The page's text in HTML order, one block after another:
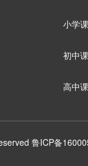
小学
初中
高中
鲁ICP备